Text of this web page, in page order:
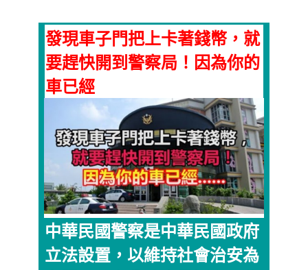
發現車子門把上卡著錢幣，就
要趕快開到警察局！因為你的
車已經
中華民國警察是中華民國政府
立法設置，以維持社會治安為